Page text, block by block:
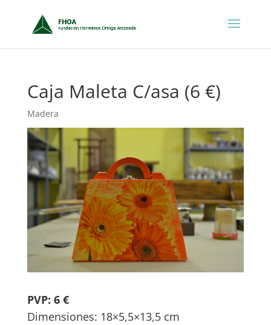
Caja Maleta C/asa (6 €)
Madera
PVP: 6 €
Dimensiones: 18×5,5×13,5 cm